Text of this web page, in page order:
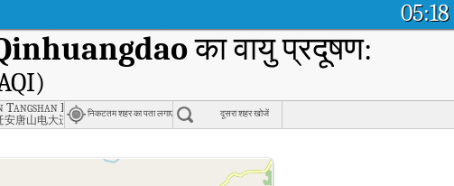
05:18
का वायु प्रदूषण:
Committee, Tangshan
Tangshan Dada Qian'an Campus, Tangshan
安唐山电大迁安分校निकटतम शहर का पता लगाएं दूसरा शहर खोजें
Center, Qinhuangdao का वास्तविक समय वायु गुणवत्ता सूचकांक (AQI)।